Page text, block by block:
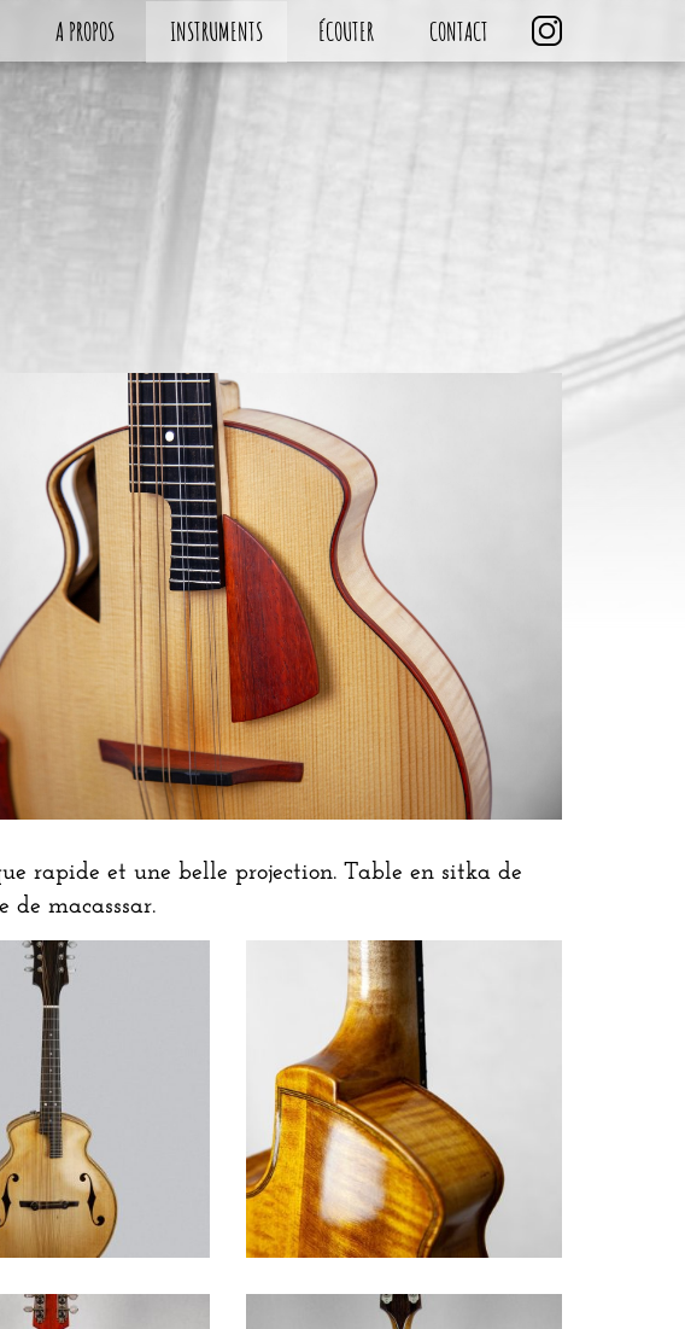
A PROPOS INSTRUMENTS ÉCOUTER CONTACT
rapide et une belle projection. Table en sitka de
de macasssar.